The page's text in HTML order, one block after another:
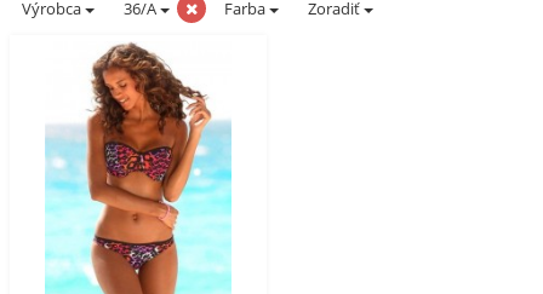
Výrobca 36/A Farba Zoradiť